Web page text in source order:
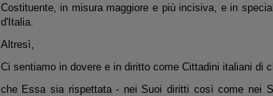
Costituente, in misura maggiore e più incisiva, e in
d'Italia.
Altresì,
Ci sentiamo in dovere e in diritto come Cittadini italiani di
che Essa sia rispettata - nei Suoi diritti così come nei